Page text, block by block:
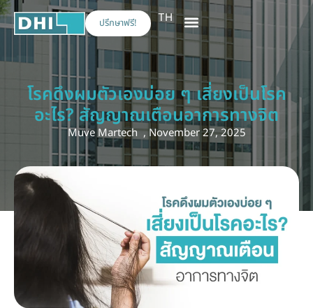
ปรึกษาฟรี! TH
โรคดึงผมตัวเองบ่อย ๆ เสี่ยงเป็นโรค
อะไร? สัญญาณเตือนอาการทางจิต
Muve Martech , November 27, 2025